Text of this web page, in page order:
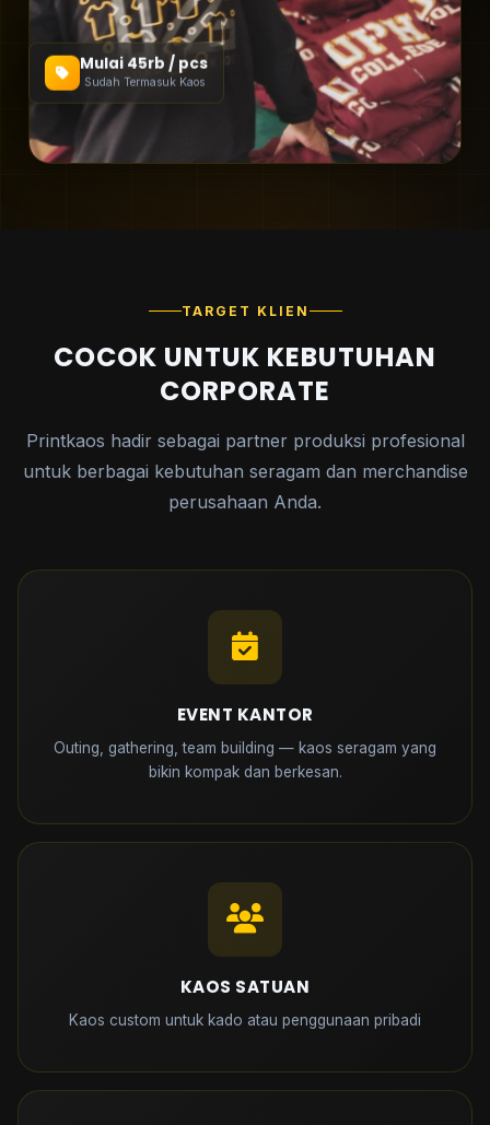
Mulai 45rb / pcs
Sudah Termasuk Kaos
TARGET KLIEN
COCOK UNTUK KEBUTUHAN
CORPORATE
Printkaos hadir sebagai partner produksi profesional
untuk berbagai kebutuhan seragam dan merchandise
perusahaan Anda.
EVENT KANTOR
Outing, gathering, team building — kaos seragam yang
bikin kompak dan berkesan.
KAOS SATUAN
Kaos custom untuk kado atau penggunaan pribadi